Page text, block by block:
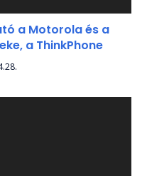
a Motorola és a
a ThinkPhone